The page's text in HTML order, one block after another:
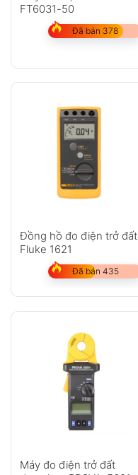
FT6031-50
Đã bán 378
Đồng hồ đo điện trở đất
Fluke 1621
Đã bán 435
Máy đo điện trở đất